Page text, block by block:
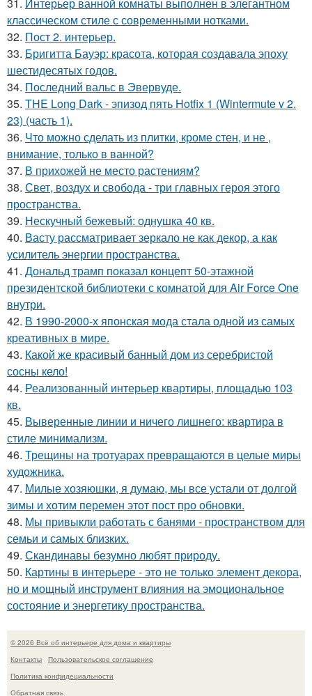
классическом стиле с современными нотками.
32. Пост 2. интерьер.
33. Бригитта Бауэр: красота, которая создавала эпоху
шестидесятых годов.
34. Последний вальс в Эвервуде.
35. THE Long Dark - эпизод пять Hotfix 1 (Wintermute v 2.
23) (часть 1).
36. Что можно сделать из плитки, кроме стен, и не ,
внимание, только в ванной?
37. В прихожей не место растениям?
38. Свет, воздух и свобода - три главных героя этого
пространства.
39. Нескучный бежевый: однушка 40 кв.
40. Васту рассматривает зеркало не как декор, а как
усилитель энергии пространства.
41. Дональд трамп показал концепт 50-этажной
президентской библиотеки с комнатой для Air Force One
внутри.
42. В 1990-2000-х японская мода стала одной из самых
креативных в мире.
43. Какой же красивый банный дом из серебристой
сосны кело!
44. Реализованный интерьер квартиры, площадью 103
кв.
45. Выверенные линии и ничего лишнего: квартира в
стиле минимализм.
46. Трещины на тротуарах превращаются в целые миры
художника.
47. Милые хозяюшки, я думаю, мы все устали от долгой
зимы и хотим перемен этот пост про обновки.
48. Мы привыкли работать с банями - пространством для
семьи и самых близких.
49. Скандинавы безумно любят природу.
50. Картины в интерьере - это не только элемент декора,
но и мощный инструмент влияния на эмоциональное
состояние и энергетику пространства.
© 2026 Всё об интерьере для дома и квартиры
Контакты
Пользовательское соглашение
Политика конфидециальности
Обратная связь